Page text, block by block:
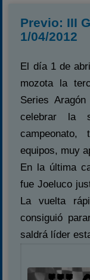
Previo: III
1/04/2012
El día 1 de
mozota la
Series
celebrar la
equipos, muy
En la última
fue Joeluco
La vuelta
consiguió
saldrá líder